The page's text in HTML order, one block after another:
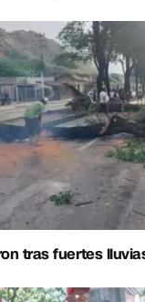
tras fuertes